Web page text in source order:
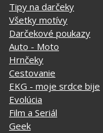
Tipy na darčeky
Všetky motívy
Darčekové poukazy
Auto - Moto
Hrnčeky
Cestovanie
EKG - moje srdce bije
Evolúcia
Film a Seriál
Geek